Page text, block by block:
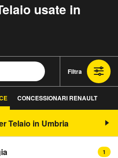
usate in
Filtra
CONCESSIONARI RENAULT
Telaio in Umbria
1